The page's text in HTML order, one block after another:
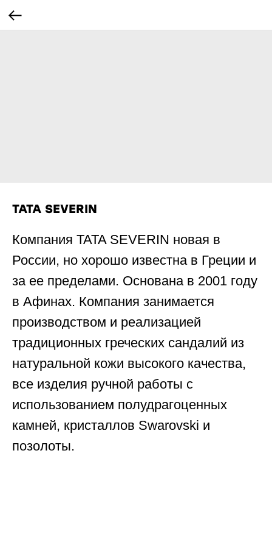
TATA SEVERIN
Компания TATA SEVERIN новая в
России, но хорошо известна в Греции и
за ее пределами. Основана в 2001 году
в Афинах. Компания занимается
производством и реализацией
традиционных греческих сандалий из
натуральной кожи высокого качества,
все изделия ручной работы с
использованием полудрагоценных
камней, кристаллов Swarovski и
позолоты.